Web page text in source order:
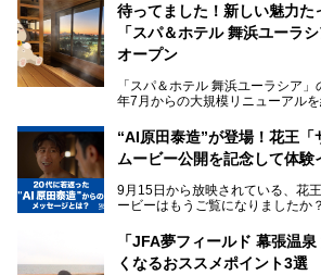
「サウナでしっかりととのいたい
常を味わいたい」「子連れでも気
い」。
そんな多様なニーズに応える施設
の目的に合った施設がきっと見つ
さらに最近では、24時間営業で深
や、テレワーク・コワーキングス
るスパも増えており、ただの入浴
本記事では、人気スーパー銭湯か
スペースや休憩スペースが充実し
向けの施設など、目的に合わせた
す。
待ってました！新しい魅力た
「スパ＆ホテル 舞浜ユーラ
オープン
「スパ＆ホテル 舞浜ユーラシア
年7月からの大規模リニューアル
新設エリアや生まれ変わった浴場
ャラクター「ユーラシわん」と一
───
提供元：SPA＆HOTEL舞浜ユー
です。
“AI原田泰造”が登場！花王「
ムービー公開を記念して体験
9月15日から放映されている、花
ービーはもうご覧になりましたか
伝えるムービーです。公開を記念
か竜泉寺の湯にて体験イベントを
が無料で試せるチャンスです！
「JFA夢フィールド 幕張温
くなるおススメポイント3選